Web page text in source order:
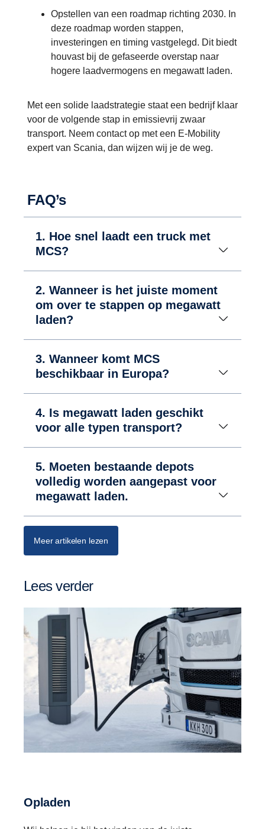
Opstellen van een roadmap richting 2030. In
deze roadmap worden stappen,
investeringen en timing vastgelegd. Dit biedt
houvast bij de gefaseerde overstap naar
hogere laadvermogens en megawatt laden.
Met een solide laadstrategie staat een bedrijf klaar
voor de volgende stap in emissievrij zwaar
transport. Neem contact op met een E-Mobility
expert van Scania, dan wijzen wij je de weg.
FAQ’s
1. Hoe snel laadt een truck met
MCS?
2. Wanneer is het juiste moment
om over te stappen op megawatt
laden?
3. Wanneer komt MCS
beschikbaar in Europa?
4. Is megawatt laden geschikt
voor alle typen transport?
5. Moeten bestaande depots
volledig worden aangepast voor
megawatt laden.
Meer artikelen lezen
Lees verder
Opladen